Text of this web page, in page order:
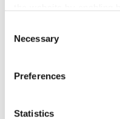
already entered (such
usage of the website,
the user friendliness of
Selection
Necessary
Preferences
Statistics
简单、安全、洁净 查看更多